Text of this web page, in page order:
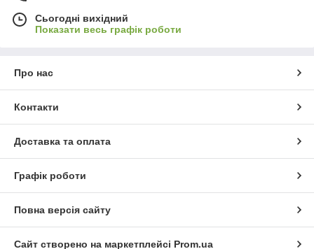
Сьогодні вихідний
Показати весь графік роботи
Про нас
Контакти
Доставка та оплата
Графік роботи
Повна версія сайту
Сайт створено на маркетплейсі Prom.ua